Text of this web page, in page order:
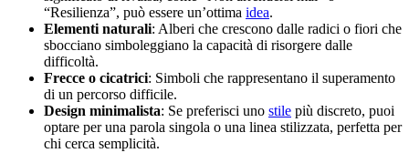
“Resilienza”, può essere un’ottima idea.
Elementi naturali: Alberi che crescono dalle radici o fiori che
sbocciano simboleggiano la capacità di risorgere dalle
difficoltà.
Frecce o cicatrici: Simboli che rappresentano il superamento
di un percorso difficile.
Design minimalista: Se preferisci uno stile più discreto, puoi
optare per una parola singola o una linea stilizzata, perfetta per
chi cerca semplicità.